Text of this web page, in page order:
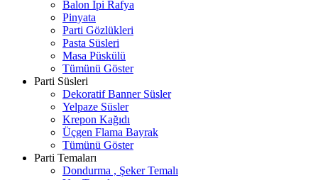
Balon İpi Rafya
Pinyata
Parti Gözlükleri
Pasta Süsleri
Masa Püskülü
Tümünü Göster
Parti Süsleri
Dekoratif Banner Süsler
Yelpaze Süsler
Krepon Kağıdı
Üçgen Flama Bayrak
Tümünü Göster
Parti Temaları
Dondurma , Şeker Temalı